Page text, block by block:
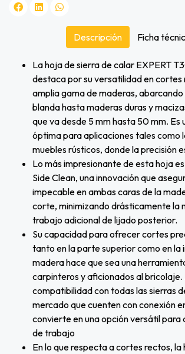
La hoja de sierra de calar EXPERT
destaca por su versatilidad en cortes
amplia gama de maderas,
blanda hasta maderas duras y
que va desde 5 mm hasta 50 mm. Es
óptima para aplicaciones tales como
muebles rústicos, donde la precisión
Lo más impresionante de esta hoja
Side Clean, una innovación que
impecable en ambas caras de la
corte, minimizando drásticamente la
trabajo adicional de lijado posterior.
Su capacidad para ofrecer cortes
tanto en la parte superior como en la
madera hace que sea una
carpinteros y aficionados al bricolaje.
compatibilidad con todas las sierras
mercado que cuenten con conexión
convierte en una opción versátil para
de trabajo
En lo que respecta a cortes rectos,
Descripción Ficha